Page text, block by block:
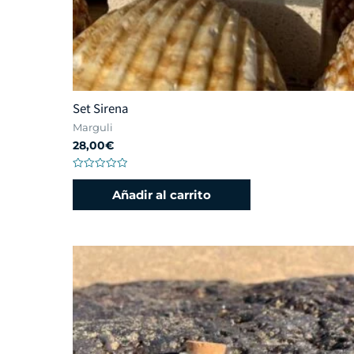
Set Sirena
Marguli
28,00€
Valorado
Añadir al carrito